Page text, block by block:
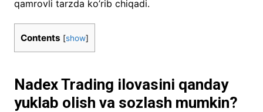
qamrovli tarzda ko’rib chiqadi.
Contents [show]
Nadex Trading ilovasini qanday
yuklab olish va sozlash mumkin?